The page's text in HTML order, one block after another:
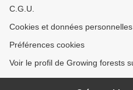
C.G.U.
Cookies et données personnelles
Préférences cookies
Voir le profil de Growing forests